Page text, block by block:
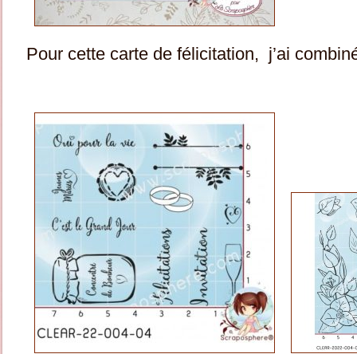
Pour cette carte de félicitation, j’ai